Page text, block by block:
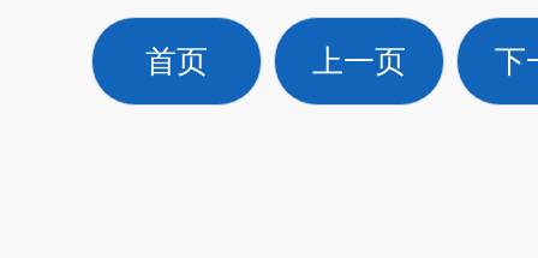
首页 上一页 下